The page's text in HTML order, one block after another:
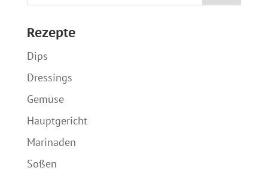
Rezepte
Dips
Dressings
Gemüse
Hauptgericht
Marinaden
Soßen